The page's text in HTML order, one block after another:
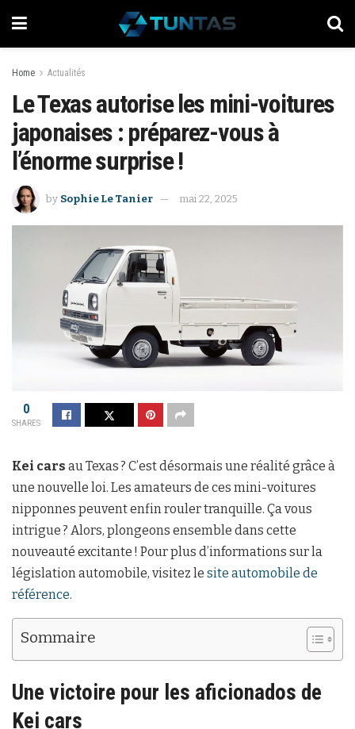
Home Actualités
Le Texas autorise les mini-voitures
japonaises : préparez-vous à
l’énorme surprise !
by Sophie Le Tanier mai 22, 2025
0
SHARES
Kei cars au Texas ? C’est désormais une réalité grâce à
une nouvelle loi. Les amateurs de ces mini-voitures
nipponnes peuvent enfin rouler tranquille. Ça vous
intrigue ? Alors, plongeons ensemble dans cette
nouveauté excitante ! Pour plus d’informations sur la
législation automobile, visitez le site automobile de
référence.
Sommaire
Une victoire pour les aficionados de
Kei cars